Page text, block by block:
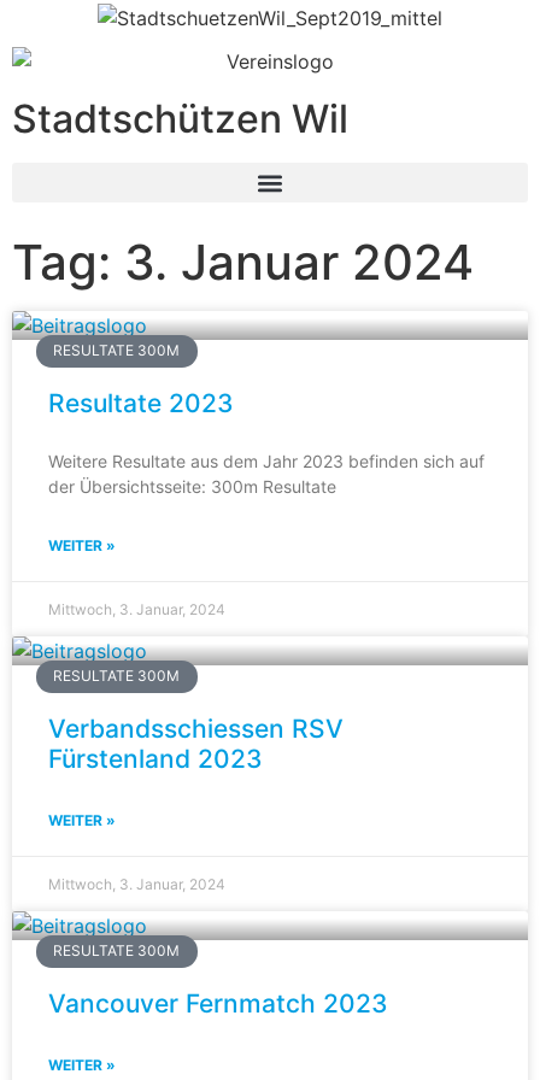
Stadtschützen Wil
Tag: 3. Januar 2024
RESULTATE 300M
Resultate 2023
Weitere Resultate aus dem Jahr 2023 befinden sich auf
der Übersichtsseite: 300m Resultate
WEITER »
Mittwoch, 3. Januar, 2024
RESULTATE 300M
Verbandsschiessen RSV
Fürstenland 2023
WEITER »
Mittwoch, 3. Januar, 2024
RESULTATE 300M
Vancouver Fernmatch 2023
WEITER »